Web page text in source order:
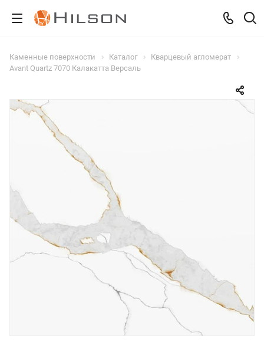
Каменные поверхности Каталог
Кварцевый агломерат
Avant Quartz 7070 Калакатта Версаль